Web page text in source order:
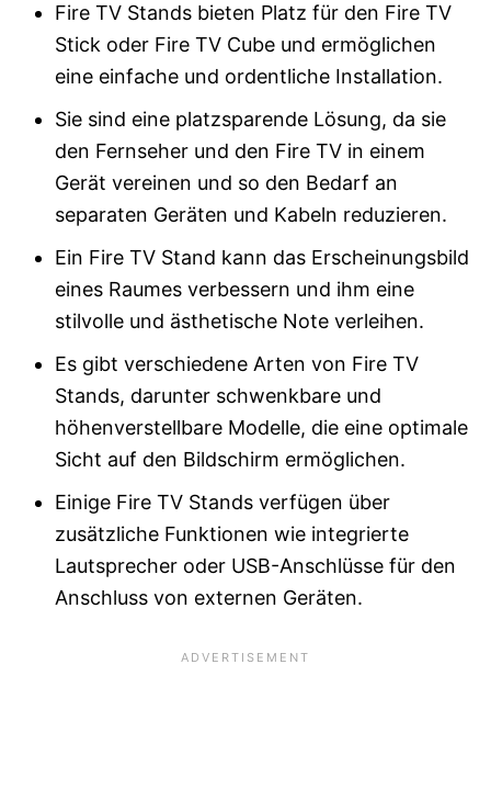
Fire TV Stands bieten Platz für den Fire TV
Stick oder Fire TV Cube und ermöglichen
eine einfache und ordentliche Installation.
Sie sind eine platzsparende Lösung, da sie
den Fernseher und den Fire TV in einem
Gerät vereinen und so den Bedarf an
separaten Geräten und Kabeln reduzieren.
Ein Fire TV Stand kann das Erscheinungsbild
eines Raumes verbessern und ihm eine
stilvolle und ästhetische Note verleihen.
Es gibt verschiedene Arten von Fire TV
Stands, darunter schwenkbare und
höhenverstellbare Modelle, die eine optimale
Sicht auf den Bildschirm ermöglichen.
Einige Fire TV Stands verfügen über
zusätzliche Funktionen wie integrierte
Lautsprecher oder USB-Anschlüsse für den
Anschluss von externen Geräten.